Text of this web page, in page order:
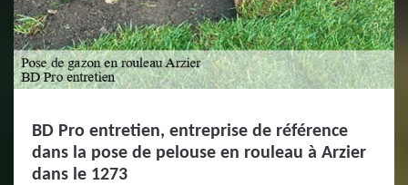
BD Pro entretien, entreprise de référence
dans la pose de pelouse en rouleau à Arzier
dans le 1273